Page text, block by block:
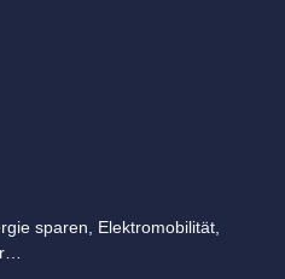
sparen, Elektromobilität,